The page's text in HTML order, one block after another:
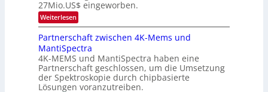
d
s
b
j
a
r
A
C
H
I
n
d
u
s
t
r
o
t
o
n
i
c
H
u
b
b
i
s
h
i
E
e
c
t
r
27Mio.US$ eingeworben.
Weiterlesen:
G
r
e
y
p
a
r
r
Partnerschaft zwischen 4K-Mems und
MantiSpectra
4K-MEMS und MantiSpectra haben eine
Partnerschaft geschlossen, um die Umsetzung
der Spektroskopie durch chipbasierte
Lösungen voranzutreiben.